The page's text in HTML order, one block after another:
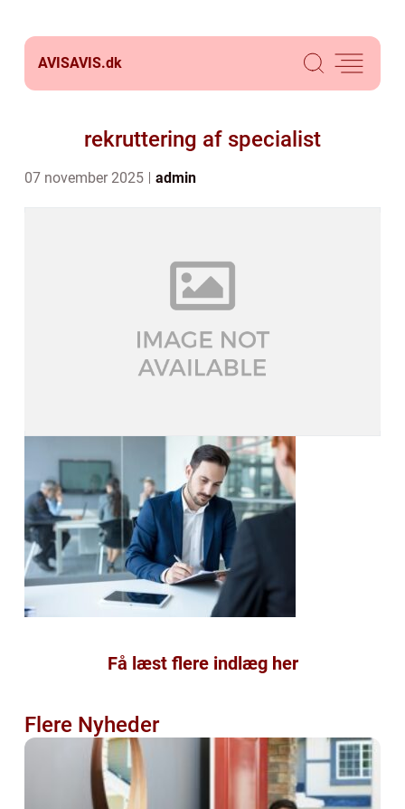
AVISAVIS.dk
rekruttering af specialist
07 november 2025 admin
Få læst flere indlæg her
Flere Nyheder